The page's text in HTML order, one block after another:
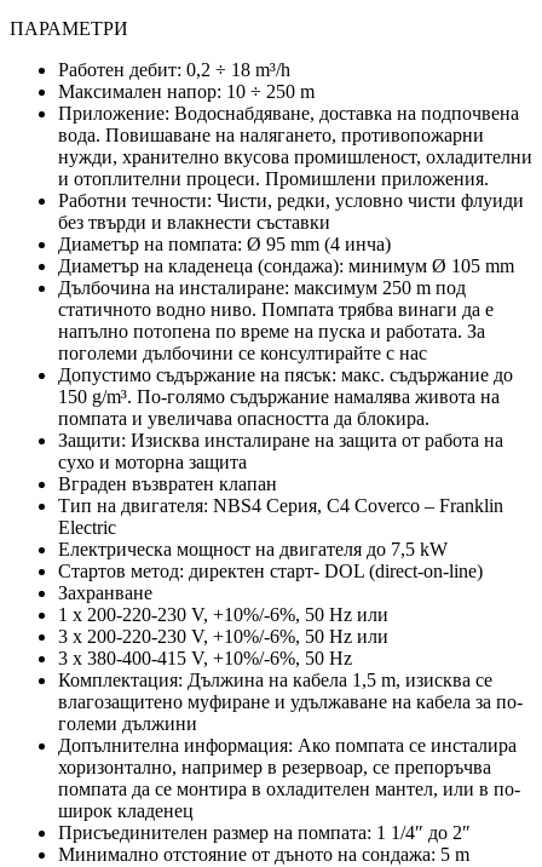
ПАРАМЕТРИ
Работен дебит: 0,2 ÷ 18 m³/h
Максимален напор: 10 ÷ 250 m
Приложение: Водоснабдяване, доставка на подпочвена
вода. Повишаване на налягането, противопожарни
нужди, хранително вкусова промишленост, охладителни
и отоплителни процеси. Промишлени приложения.
Работни течности: Чисти, редки, условно чисти флуиди
без твърди и влакнести съставки
Диаметър на помпата: Ø 95 mm (4 инча)
Диаметър на кладенеца (сондажа): минимум Ø 105 mm
Дълбочина на инсталиране: максимум 250 m под
статичното водно ниво. Помпата трябва винаги да е
напълно потопена по време на пуска и работата. За
поголеми дълбочини се консултирайте с нас
Допустимо съдържание на пясък: макс. съдържание до
150 g/m³. По-голямо съдържание намалява живота на
помпата и увеличава опасността да блокира.
Защити: Изисква инсталиране на защита от работа на
сухо и моторна защита
Вграден възвратен клапан
Тип на двигателя: NBS4 Серия, C4 Coverco – Franklin
Electric
Eлектрическа мощност на двигателя до 7,5 kW
Стартов метод: директен старт- DOL (direct-on-line)
Захранване
1 x 200-220-230 V, +10%/-6%, 50 Hz или
3 x 200-220-230 V, +10%/-6%, 50 Hz или
3 x 380-400-415 V, +10%/-6%, 50 Hz
Комплектация: Дължина на кабела 1,5 m, изисква се
влагозащитено муфиране и удължаване на кабела за по-
големи дължини
Допълнителна информация: Ако помпата се инсталира
хоризонтално, например в резервоар, се препоръчва
помпата да се монтира в охладителен мантел, или в по-
широк кладенец
Присъединителен размер на помпата: 1 1/4″ до 2″
Минимално отстояние от дъното на сондажа: 5 m